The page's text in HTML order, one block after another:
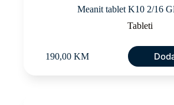
Meanit tablet K10 2/16
Tableti
190,00 KM